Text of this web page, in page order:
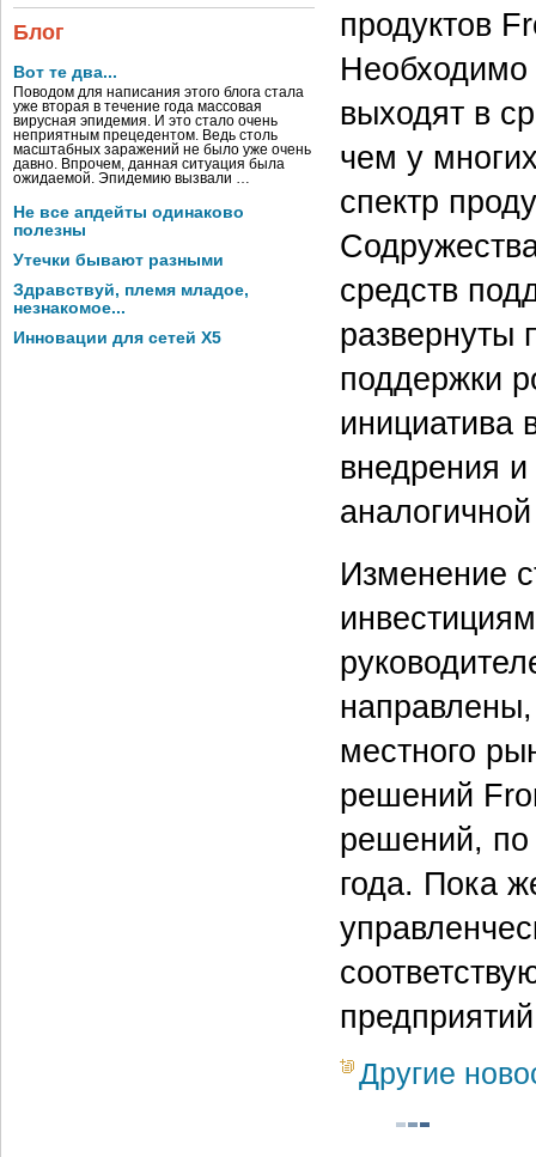
Блог
Вот те два...
Поводом для написания этого блога стала
уже вторая в течение года массовая
вирусная эпидемия. И это стало очень
неприятным прецедентом. Ведь столь
масштабных заражений не было уже очень
давно. Впрочем, данная ситуация была
ожидаемой. Эпидемию вызвали …
Не все апдейты одинаково
полезны
Утечки бывают разными
Здравствуй, племя младое,
незнакомое...
Инновации для сетей X5
продуктов
Необходимо
выходят в
чем у
спектр
средств
развернуты
поддержки
инициатива
внедрения
Изменение
местного
решений
решений, по
года. Пока
Другие